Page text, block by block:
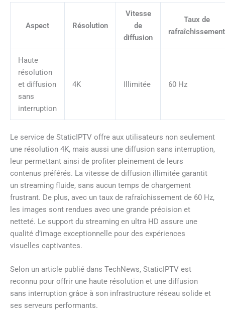
Aspect Résolution
Vitesse
de
diffusion
Taux de
rafraîchissement
Haute
résolution
et diffusion
sans
interruption
4K Illimitée 60 Hz
Le service de StaticIPTV offre aux utilisateurs non seulement
une résolution 4K, mais aussi une diffusion sans interruption,
leur permettant ainsi de profiter pleinement de leurs
contenus préférés. La vitesse de diffusion illimitée garantit
un streaming fluide, sans aucun temps de chargement
frustrant. De plus, avec un taux de rafraîchissement de 60 Hz,
les images sont rendues avec une grande précision et
netteté. Le support du streaming en ultra HD assure une
qualité d’image exceptionnelle pour des expériences
visuelles captivantes.
Selon un article publié dans TechNews, StaticIPTV est
reconnu pour offrir une haute résolution et une diffusion
sans interruption grâce à son infrastructure réseau solide et
ses serveurs performants.